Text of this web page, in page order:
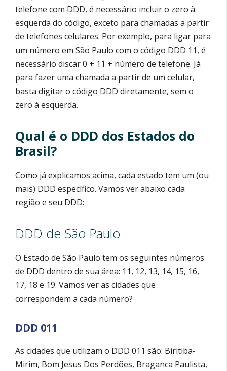
telefone com DDD, é necessário incluir o zero à
esquerda do código, exceto para chamadas a partir
de telefones celulares. Por exemplo, para ligar para
um número em São Paulo com o código DDD 11, é
necessário discar 0 + 11 + número de telefone. Já
para fazer uma chamada a partir de um celular,
basta digitar o código DDD diretamente, sem o
zero à esquerda.
Qual é o DDD dos Estados do
Brasil?
Como já explicamos acima, cada estado tem um (ou
mais) DDD específico. Vamos ver abaixo cada
região e seu DDD:
DDD de São Paulo
O Estado de São Paulo tem os seguintes números
de DDD dentro de sua área: 11, 12, 13, 14, 15, 16,
17, 18 e 19. Vamos ver as cidades que
correspondem a cada número?
DDD 011
As cidades que utilizam o DDD 011 são: Biritiba-
Mirim, Bom Jesus Dos Perdões, Braganca Paulista,